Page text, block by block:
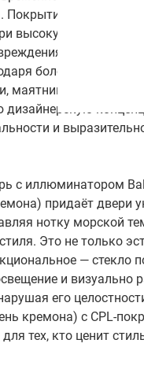
из CPL-
высокую
делая её
более чем 50
маятниковая дверь
дизайнерскую
и
с иллюминатором
придаёт двери
нотку морской
Это не только
— стекло
и визуально
его
кремона) с CPL-
тех, кто ценит